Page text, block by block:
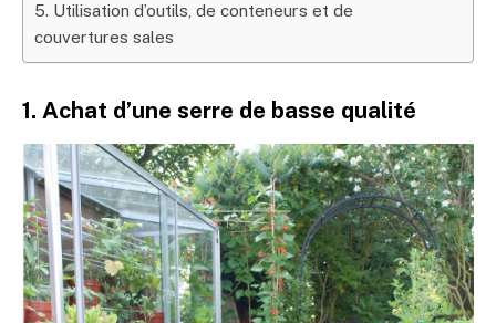
5. Utilisation d’outils, de conteneurs et de
couvertures sales
1. Achat d’une serre de basse qualité